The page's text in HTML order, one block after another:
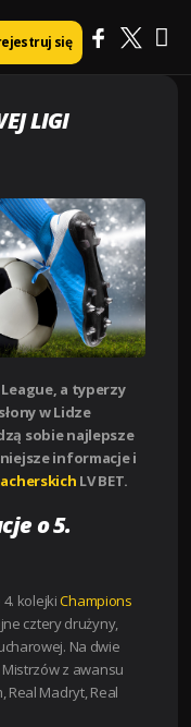
się
grupowej Ligi Mistrzów
LIGI
a typerzy
w Lidze
sobie najlepsze
informacje i
LV BET.
o 5.
4. kolejkiChampions
cztery drużyny,
Na dwie
z awansu
Real Madryt, Real